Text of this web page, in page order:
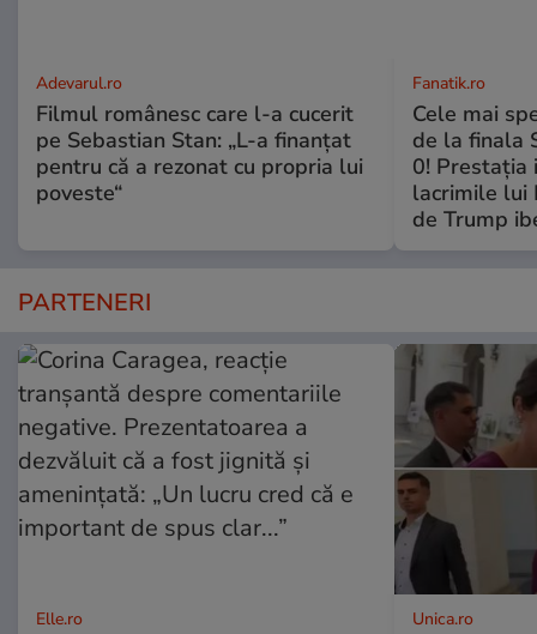
Adevarul.ro
Filmul românesc care l-a cucerit
pe Sebastian Stan: „L-a finanțat
pentru că a rezonat cu propria lui
poveste“
Fanatik.ro
Cele mai
de la finala
0! Prestaţia
lacrimile lui
de Trump
PARTENERI
Elle.ro Unica.ro